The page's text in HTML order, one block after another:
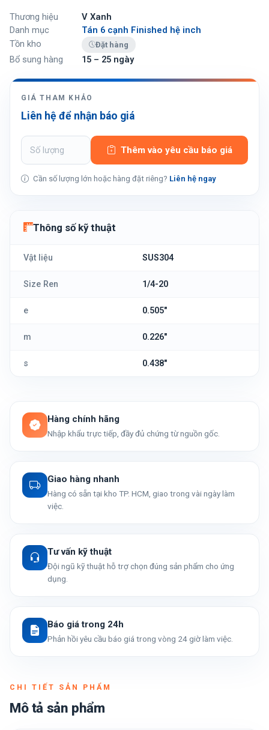
Thương hiệu
V Xanh
Danh mục
Tán 6 cạnh Finished hệ inch
Tồn kho
Đặt hàng
Bổ sung hàng 15 – 25 ngày
GIÁ THAM KHẢO
Liên hệ để nhận báo giá
Thêm vào yêu cầu báo giá
Cần số lượng lớn hoặc hàng đặt riêng? Liên hệ ngay
Thông số kỹ thuật
Vật liệu SUS304
Size Ren 1/4-20
e 0.505"
m 0.226"
s 0.438"
Hàng chính hãng
Nhập khẩu trực tiếp, đầy đủ chứng từ nguồn gốc.
Giao hàng nhanh
Hàng có sẵn tại kho TP. HCM, giao trong vài ngày làm
việc.
Tư vấn kỹ thuật
Đội ngũ kỹ thuật hỗ trợ chọn đúng sản phẩm cho ứng
dụng.
Báo giá trong 24h
Phản hồi yêu cầu báo giá trong vòng 24 giờ làm việc.
CHI TIẾT SẢN PHẨM
Mô tả sản phẩm